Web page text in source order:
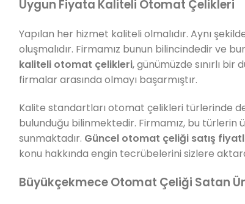
Uygun Fiyata Kaliteli Otomat Çelikleri
Yapılan her hizmet kaliteli olmalıdır. Aynı
oluşmalıdır. Firmamız bunun bilincindedir ve
kaliteli otomat çelikleri, günümüzde sınırlı
firmalar arasında olmayı başarmıştır.
Kalite standartları otomat çelikleri türlerinde
bulunduğu bilinmektedir. Firmamız, bu
sunmaktadır. Güncel otomat çeliği satış
konu hakkında engin tecrübelerini sizlere
Büyükçekmece Otomat Çeliği Satan